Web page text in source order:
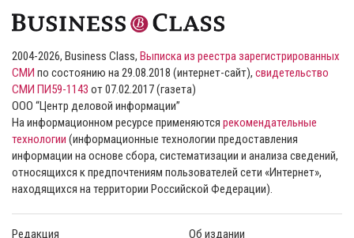
2004-2026, Business Class, Выписка из реестра зарегистрированных
СМИ по состоянию на 29.08.2018 (интернет-сайт), свидетельство
СМИ ПИ59-1143 от 07.02.2017 (газета)
ООО “Центр деловой информации”
На информационном ресурсе применяются рекомендательные
технологии (информационные технологии предоставления
информации на основе сбора, систематизации и анализа сведений,
относящихся к предпочтениям пользователей сети «Интернет»,
находящихся на территории Российской Федерации).
Редакция Об издании